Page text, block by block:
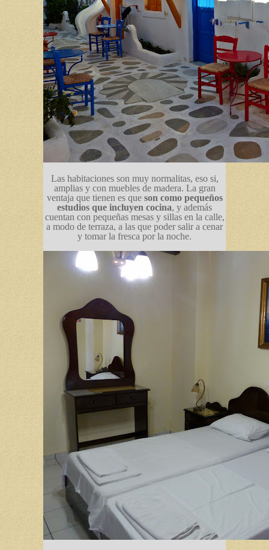
Las habitaciones son muy normalitas, eso si,
amplias y con muebles de madera. La gran
ventaja que tienen es que son como pequeños
estudios que incluyen cocina, y además
cuentan con pequeñas mesas y sillas en la calle,
a modo de terraza, a las que poder salir a cenar
y tomar la fresca por la noche.